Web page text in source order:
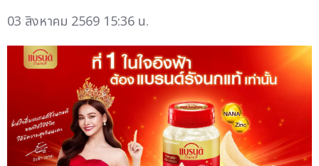
03 สิงหาคม 2569 15:36 น.